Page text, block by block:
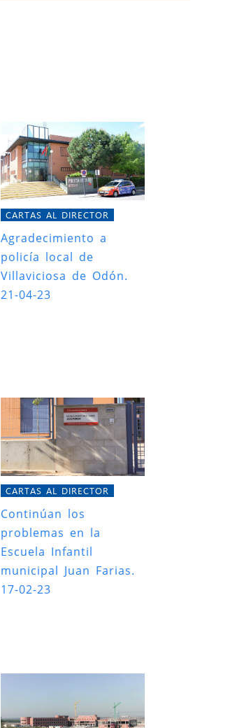
CARTAS AL DIRECTOR
Agradecimiento a
policía local de
Villaviciosa de Odón.
21-04-23
CARTAS AL DIRECTOR
Continúan los
problemas en la
Escuela Infantil
municipal Juan Farias.
17-02-23